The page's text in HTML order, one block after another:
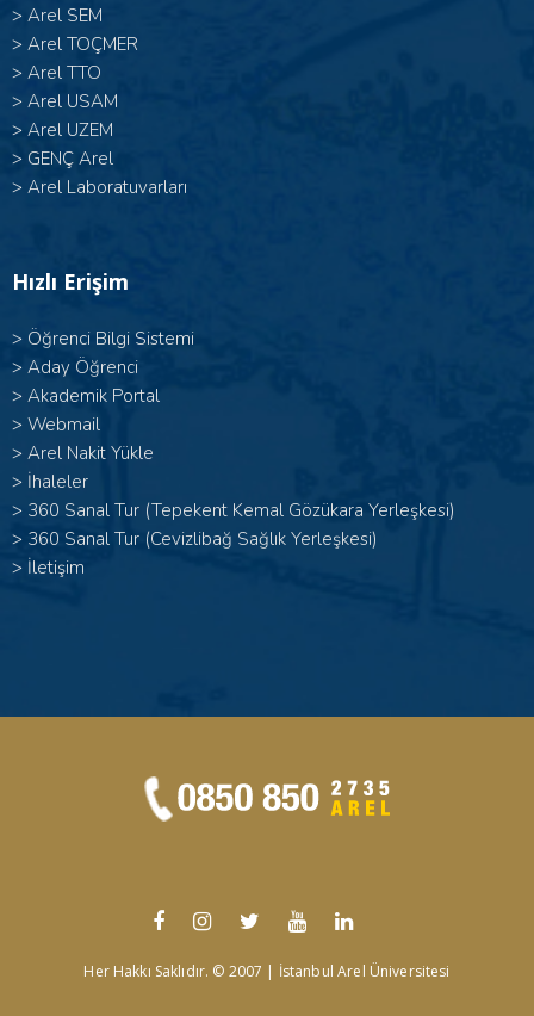
> Arel SEM
> Arel TOÇMER
> Arel TTO
> Arel USAM
> Arel UZEM
> GENÇ Arel
> Arel Laboratuvarları
Hızlı Erişim
> Öğrenci Bilgi Sistemi
> Aday Öğrenci
> Akademik Portal
> Webmail
> Arel Nakit Yükle
> İhaleler
> 360 Sanal Tur (Tepekent Kemal Gözükara Yerleşkesi)
> 360 Sanal Tur (Cevizlibağ Sağlık Yerleşkesi)
> İletişim
Her Hakkı Saklıdır. © 2007 | İstanbul Arel Üniversitesi